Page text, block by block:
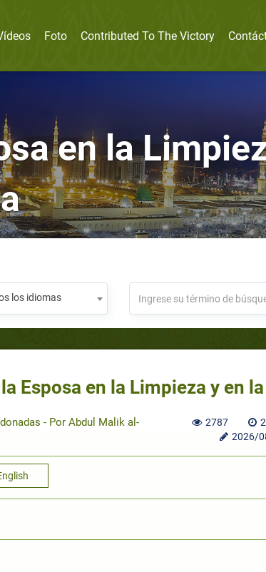
Foto Contributed To The Victory
en la
los idiomas
Esposa en la Limpieza y en
- Por Abdul Malik al-
2787
2026/